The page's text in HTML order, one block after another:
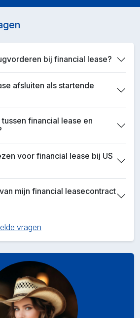
bij financial lease?
afsluiten als startende
financial lease en
voor financial lease bij US
mijn financial leasecontract
vragen